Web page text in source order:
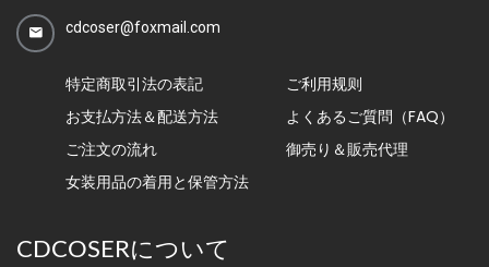
cdcoser@foxmail.com
特定商取引法の表記
ご利用规则
お支払方法＆配送方法
よくあるご質問（FAQ）
ご注文の流れ
御売り＆販売代理
女装用品の着用と保管方法
CDCOSERについて